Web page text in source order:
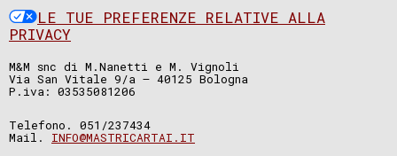
LE TUE PREFERENZE RELATIVE ALLA
PRIVACY
M&M snc di M.Nanetti e M. Vignoli
Via San Vitale 9/a – 40125 Bologna
P.iva: 03535081206
Telefono. 051/237434
Mail. INFO@MASTRICARTAI.IT